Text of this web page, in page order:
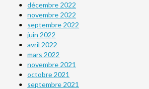
décembre 2022
novembre 2022
septembre 2022
juin 2022
avril 2022
mars 2022
novembre 2021
octobre 2021
septembre 2021